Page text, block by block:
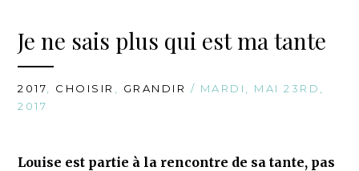
Je ne sais plus qui est ma tante
2017 CHOISIR GRANDIR / MARDI, MAI 23RD,
2017
Louise est partie à la rencontre de sa tante, pas